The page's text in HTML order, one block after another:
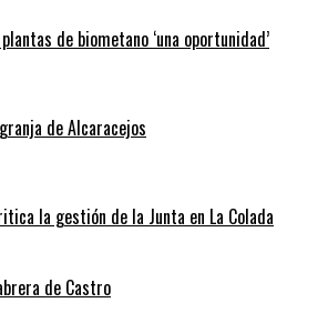
de biometano ‘una oportunidad’
de Alcaracejos
la gestión de la Junta en La Colada